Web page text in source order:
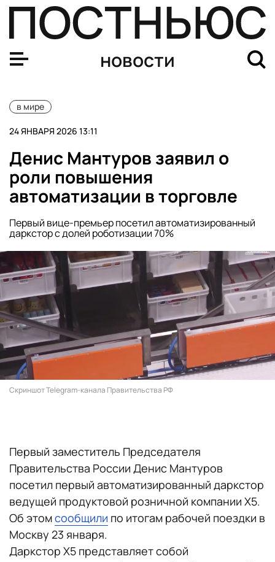
новости
в мире
24 ЯНВАРЯ 2026 13:11
Денис Мантуров заявил о
роли повышения
автоматизации в торговле
Первый вице-премьер посетил автоматизированный
даркстор с долей роботизации 70%
Скриншот Telegram-канала Правительства РФ
Первый заместитель Председателя
Правительства России Денис Мантуров
посетил первый автоматизированный даркстор
ведущей продуктовой розничной компании X5.
Об этомсообщили по итогам рабочей поездки в
Москву 23 января.
Даркстор X5 представляет собой
Денис Мантуров заявил о роли повышения